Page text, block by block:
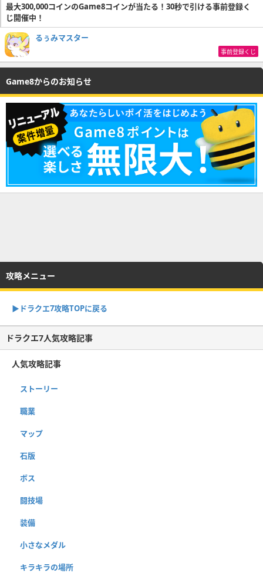
最大300,000コインのGame8コインが当たる！30秒で引ける事前登録く
じ開催中！
るぅみマスター
事前登録くじ
Game8からのお知らせ
攻略メニュー
▶︎ドラクエ7攻略TOPに戻る
ドラクエ7人気攻略記事
人気攻略記事
ストーリー
職業
マップ
石版
ボス
闘技場
装備
小さなメダル
キラキラの場所